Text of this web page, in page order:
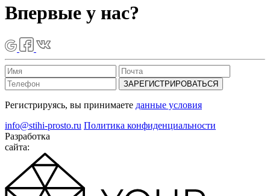
Впервые у нас?
ЗАРЕГИСТРИРОВАТЬСЯ
Регистрируясь, вы принимаете данные условия
info@stihi-prosto.ru Политика конфиденциальности
Разработка
сайта: